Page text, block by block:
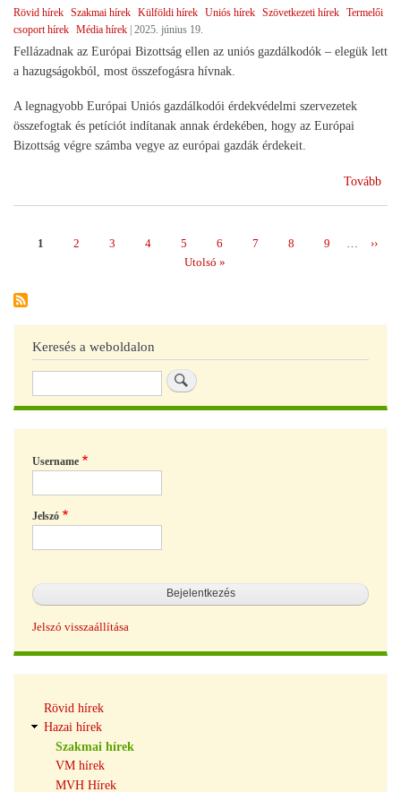
Rövid hírek Szakmai hírek Külföldi hírek Uniós hírek Szövetkezeti hírek Termelői
csoport hírek Média hírek | 2025. június 19.
Fellázadnak az Európai Bizottság ellen az uniós gazdálkodók – elegük lett
a hazugságokból, most összefogásra hívnak.
A legnagyobb Európai Uniós gazdálkodói érdekvédelmi szervezetek
összefogtak és petíciót indítanak annak érdekében, hogy az Európai
Bizottság végre számba vegye az európai gazdák érdekeit.
Tovább
Page
1 Page
2 Page
3 Page
4 Page
5 Page
6 Page
7 Page
8 Page
9 …
››
Utolsó
Utolsó »
Keresés a weboldalon
Username
Jelszó
Jelszó visszaállítása
navigáció
Rövid hírek
Hazai hírek
Szakmai hírek
VM hírek
MVH Hírek